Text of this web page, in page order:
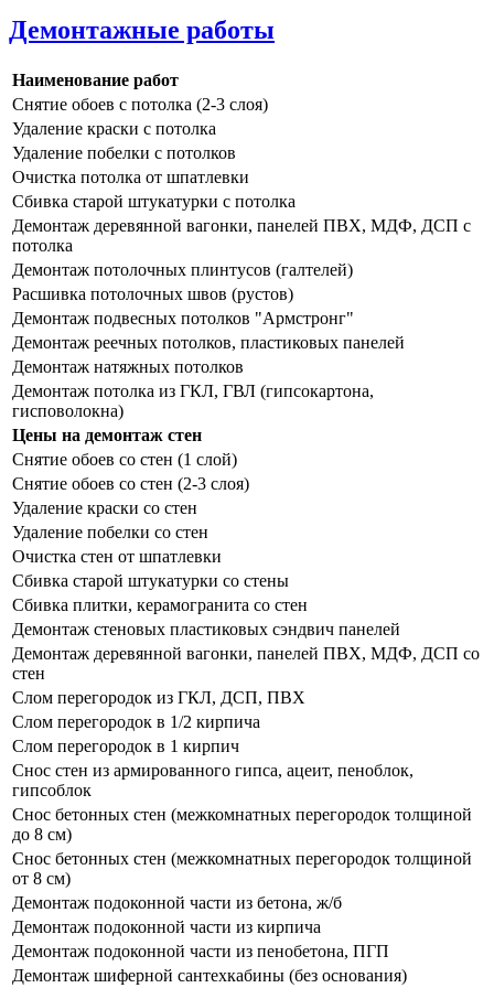
Демонтажные работы
Наименование работ
Снятие обоев с потолка (2-3 слоя)
Удаление краски с потолка
Удаление побелки с потолков
Очистка потолка от шпатлевки
Сбивка старой штукатурки с потолка
Демонтаж деревянной вагонки, панелей ПВХ, МДФ, ДСП с
потолка
Демонтаж потолочных плинтусов (галтелей)
Расшивка потолочных швов (рустов)
Демонтаж подвесных потолков "Армстронг"
Демонтаж реечных потолков, пластиковых панелей
Демонтаж натяжных потолков
Демонтаж потолка из ГКЛ, ГВЛ (гипсокартона,
гисповолокна)
Цены на демонтаж стен
Снятие обоев со стен (1 слой)
Снятие обоев со стен (2-3 слоя)
Удаление краски со стен
Удаление побелки со стен
Очистка стен от шпатлевки
Сбивка старой штукатурки со стены
Сбивка плитки, керамогранита со стен
Демонтаж стеновых пластиковых сэндвич панелей
Демонтаж деревянной вагонки, панелей ПВХ, МДФ, ДСП со
стен
Слом перегородок из ГКЛ, ДСП, ПВХ
Слом перегородок в 1/2 кирпича
Слом перегородок в 1 кирпич
Снос стен из армированного гипса, ацеит, пеноблок,
гипсоблок
Снос бетонных стен (межкомнатных перегородок толщиной
до 8 см)
Снос бетонных стен (межкомнатных перегородок толщиной
от 8 см)
Демонтаж подоконной части из бетона, ж/б
Демонтаж подоконной части из кирпича
Демонтаж подоконной части из пенобетона, ПГП
Демонтаж шиферной сантехкабины (без основания)